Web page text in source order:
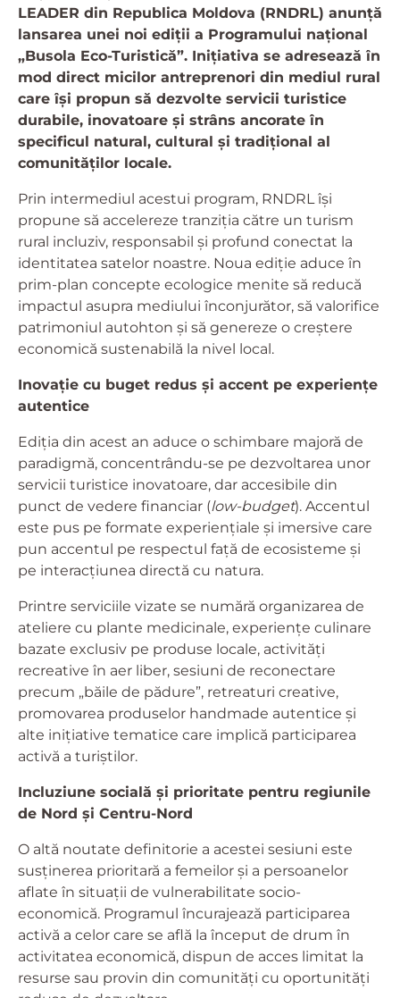
LEADER din Republica Moldova (RNDRL) anunță
lansarea unei noi ediții a Programului național
„Busola Eco-Turistică”. Inițiativa se adresează în
mod direct micilor antreprenori din mediul rural
care își propun să dezvolte servicii turistice
durabile, inovatoare și strâns ancorate în
specificul natural, cultural și tradițional al
comunităților locale.
Prin intermediul acestui program, RNDRL își
propune să accelereze tranziția către un turism
rural incluziv, responsabil și profund conectat la
identitatea satelor noastre. Noua ediție aduce în
prim-plan concepte ecologice menite să reducă
impactul asupra mediului înconjurător, să valorifice
patrimoniul autohton și să genereze o creștere
economică sustenabilă la nivel local.
Inovație cu buget redus și accent pe experiențe
autentice
Ediția din acest an aduce o schimbare majoră de
paradigmă, concentrându-se pe dezvoltarea unor
servicii turistice inovatoare, dar accesibile din
punct de vedere financiar (low-budget). Accentul
este pus pe formate experiențiale și imersive care
pun accentul pe respectul față de ecosisteme și
pe interacțiunea directă cu natura.
Printre serviciile vizate se numără organizarea de
ateliere cu plante medicinale, experiențe culinare
bazate exclusiv pe produse locale, activități
recreative în aer liber, sesiuni de reconectare
precum „băile de pădure”, retreaturi creative,
promovarea produselor handmade autentice și
alte inițiative tematice care implică participarea
activă a turiștilor.
Incluziune socială și prioritate pentru regiunile
de Nord și Centru-Nord
O altă noutate definitorie a acestei sesiuni este
susținerea prioritară a femeilor și a persoanelor
aflate în situații de vulnerabilitate socio-
economică. Programul încurajează participarea
activă a celor care se află la început de drum în
activitatea economică, dispun de acces limitat la
resurse sau provin din comunități cu oportunități